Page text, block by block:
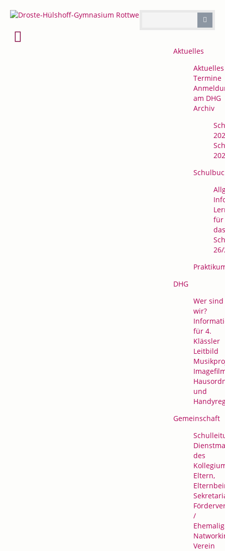
überspringen
Aktuelles
Aktuelles
Termine
am DHG
Archiv
für
das
DHG
Wer sind
wir?
für 4.
Klässler
Leitbild
und
Gemeinschaft
des
Eltern,
/
Verein